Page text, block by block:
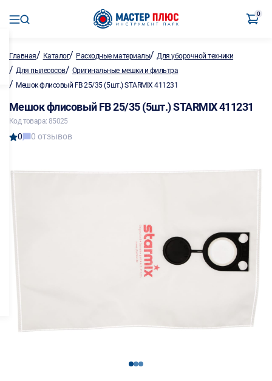
0
Главная/ Каталог/ Расходные материалы/Для уборочной техники
/ Для пылесосов/ Оригинальные мешки и фильтра
/ Мешок флисовый FB 25/35 (5шт.) STARMIX 411231
Мешок флисовый FB 25/35 (5шт.) STARMIX 411231
Код товара: 85025
0 0 отзывов
123